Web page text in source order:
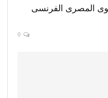
المصرى الفرنسى